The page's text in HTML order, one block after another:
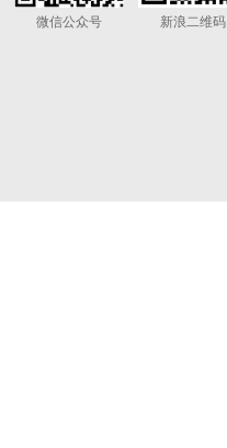
微信公众号 新浪二维码